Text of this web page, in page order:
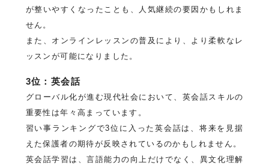
が整いやすくなったことも、人気継続の要因かもしれま
せん。
また、オンラインレッスンの普及により、より柔軟なレ
ッスンが可能になりました。
3位：英会話
グローバル化が進む現代社会において、英会話スキルの
重要性は年々高まっています。
習い事ランキングで3位に入った英会話は、将来を見据
えた保護者の期待が反映されているのかもしれません。
英会話学習は、言語能力の向上だけでなく、異文化理解